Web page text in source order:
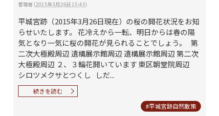
管理者(2015年3月26日 15:43)
平城宮跡（2015年3月26日現在）の桜の開花状況をお知
らせいたします。 花冷えから一転、明日からは春の陽
気となり一気に桜の開花が見られることでしょう。 第
二次大極殿周辺 遺構展示館周辺 遺構展示館周辺 第二次
大極殿周辺 ２、３輪花開いています 東区朝堂院周辺
シロツメクサとつくし しだ...
続きを読む
#平城宮跡自然散策